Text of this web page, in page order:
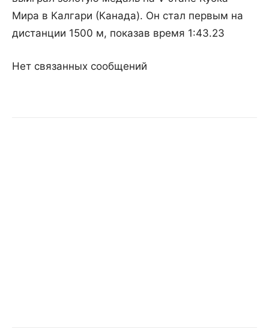
Мира в Калгари (Канада). Он стал первым на
дистанции 1500 м, показав время 1:43.23
Нет связанных сообщений